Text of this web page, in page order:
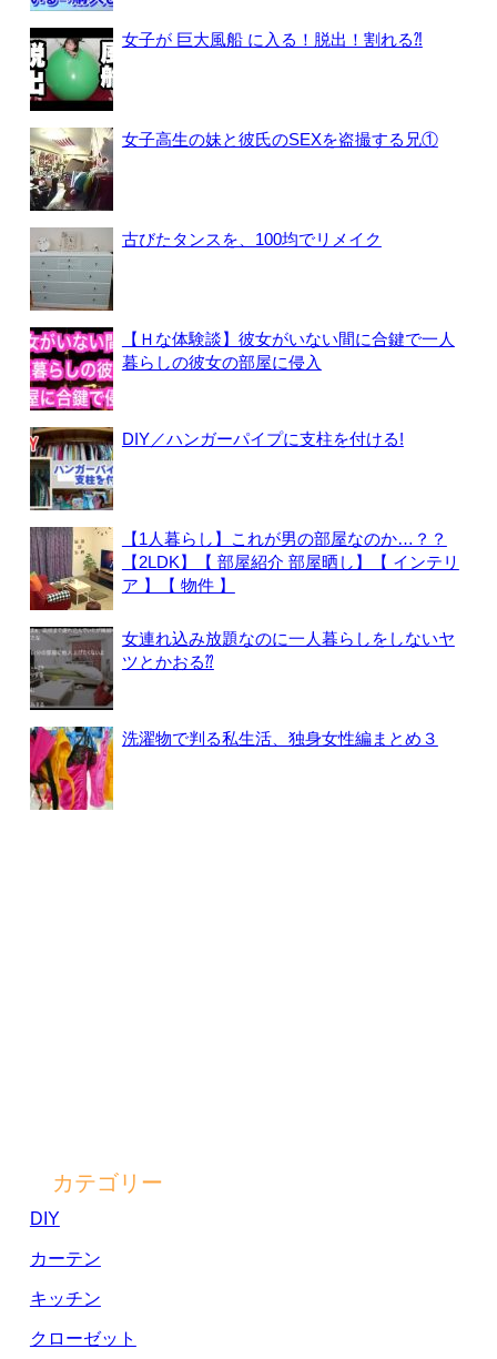
女子が 巨大風船 に入る！脱出！割れる⁈
女子高生の妹と彼氏のSEXを盗撮する兄①
古びたタンスを、100均でリメイク
【Ｈな体験談】彼女がいない間に合鍵で一人
暮らしの彼女の部屋に侵入
DIY／ハンガーパイプに支柱を付ける!
【1人暮らし】これが男の部屋なのか…？？
【2LDK】【 部屋紹介 部屋晒し】【 インテリ
ア 】【 物件 】
女連れ込み放題なのに一人暮らしをしないヤ
ツとかおる⁇
洗濯物で判る私生活、独身女性編まとめ３
カテゴリー
DIY
カーテン
キッチン
クローゼット